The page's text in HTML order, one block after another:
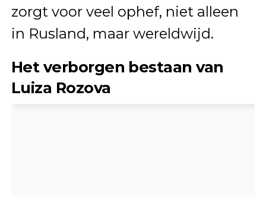
zorgt voor veel ophef, niet alleen
in Rusland, maar wereldwijd.
Het verborgen bestaan van
Luiza Rozova